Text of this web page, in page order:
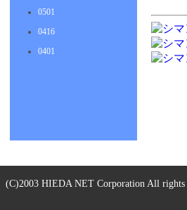
0501
0416
0401
(C)2003 HIEDA NET Corporation All rights